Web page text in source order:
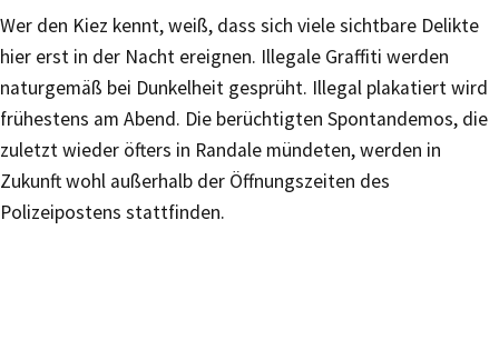
Wer den Kiez kennt, weiß, dass sich viele sichtbare Delikte
hier erst in der Nacht ereignen. Illegale Graffiti werden
naturgemäß bei Dunkelheit gesprüht. Illegal plakatiert wird
frühestens am Abend. Die berüchtigten Spontandemos, die
zuletzt wieder öfters in Randale mündeten, werden in
Zukunft wohl außerhalb der Öffnungszeiten des
Polizeipostens stattfinden.